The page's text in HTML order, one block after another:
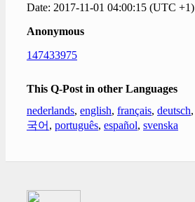
Date: 2017-11-01 04:00:15 (UTC +1)
Anonymous
147433975
This Q-Post in other Languages
nederlands, english, français, deutsch,
국어 , português, español, svenska